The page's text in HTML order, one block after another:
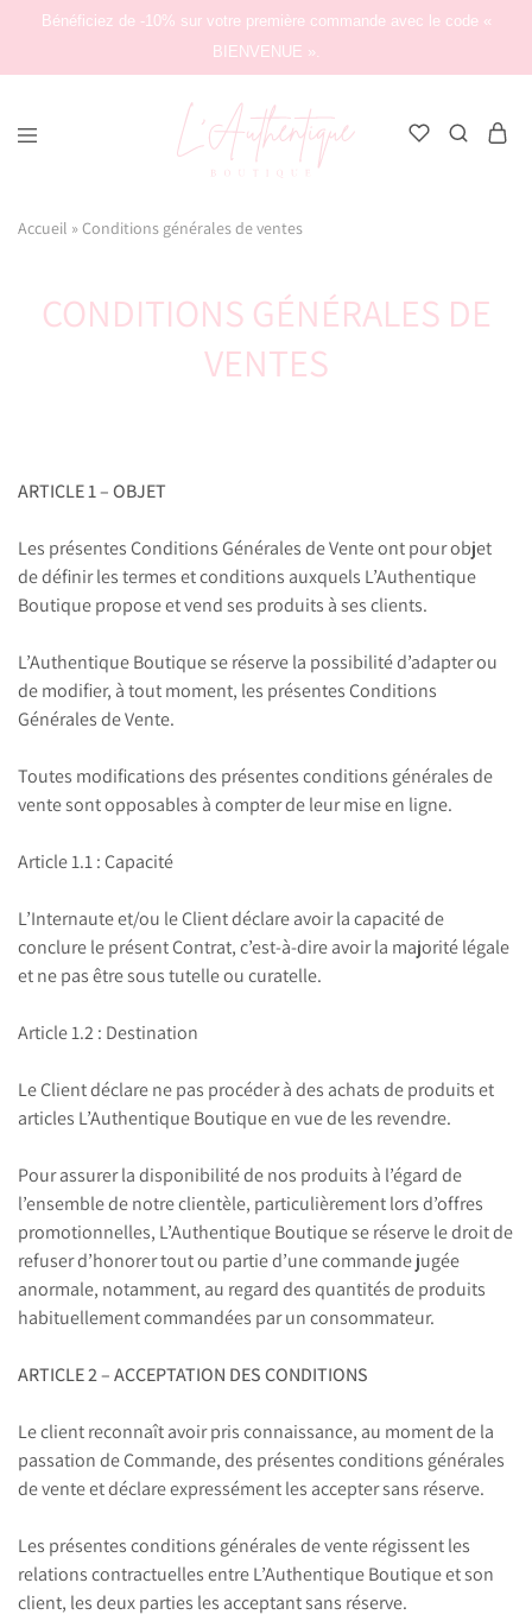
Bénéficiez de -10% sur votre première commande avec le code «
BIENVENUE ».
Accueil »Conditions générales de ventes
CONDITIONS GÉNÉRALES DE
VENTES
ARTICLE 1 – OBJET
Les présentes Conditions Générales de Vente ont pour objet
de définir les termes et conditions auxquels L’Authentique
Boutique propose et vend ses produits à ses clients.
L’Authentique Boutique se réserve la possibilité d’adapter ou
de modifier, à tout moment, les présentes Conditions
Générales de Vente.
Toutes modifications des présentes conditions générales de
vente sont opposables à compter de leur mise en ligne.
Article 1.1 : Capacité
L’Internaute et/ou le Client déclare avoir la capacité de
conclure le présent Contrat, c’est-à-dire avoir la majorité légale
et ne pas être sous tutelle ou curatelle.
Article 1.2 : Destination
Le Client déclare ne pas procéder à des achats de produits et
articles L’Authentique Boutique en vue de les revendre.
Pour assurer la disponibilité de nos produits à l’égard de
l’ensemble de notre clientèle, particulièrement lors d’offres
promotionnelles, L’Authentique Boutique se réserve le droit de
refuser d’honorer tout ou partie d’une commande jugée
anormale, notamment, au regard des quantités de produits
habituellement commandées par un consommateur.
ARTICLE 2 – ACCEPTATION DES CONDITIONS
Le client reconnaît avoir pris connaissance, au moment de la
passation de Commande, des présentes conditions générales
de vente et déclare expressément les accepter sans réserve.
Les présentes conditions générales de vente régissent les
relations contractuelles entre L’Authentique Boutique et son
client, les deux parties les acceptant sans réserve.